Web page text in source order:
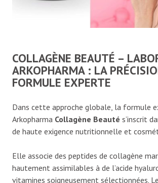
COLLAGÈNE BEAUTÉ –
ARKOPHARMA : LA
FORMULE EXPERTE
Dans cette approche globale, la formule
Arkopharma Collagène Beauté s’inscrit
de haute exigence nutritionnelle et
Elle associe des peptides de collagène
hautement assimilables à de l’acide
vitamines soigneusement sélectionnées.